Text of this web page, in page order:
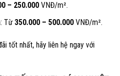
– 250.000VNĐ/m².
: Từ 350.000 – 500.000VNĐ/m².
tốt nhất, hãy liên hệ ngay với